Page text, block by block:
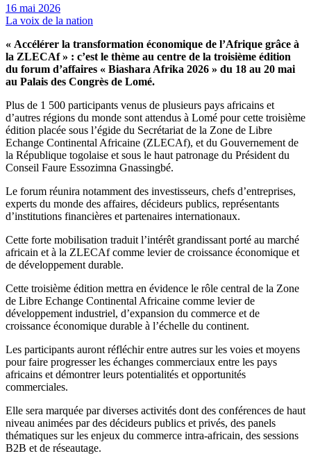
16 mai 2026
La voix de la nation
« Accélérer la transformation économique de l’Afrique grâce à
la ZLECAf » : c’est le thème au centre de la troisième édition
du forum d’affaires « Biashara Afrika 2026 » du 18 au 20 mai
au Palais des Congrès de Lomé.
Plus de 1 500 participants venus de plusieurs pays africains et
d’autres régions du monde sont attendus à Lomé pour cette troisième
édition placée sous l’égide du Secrétariat de la Zone de Libre
Echange Continental Africaine (ZLECAf), et du Gouvernement de
la République togolaise et sous le haut patronage du Président du
Conseil Faure Essozimna Gnassingbé.
Le forum réunira notamment des investisseurs, chefs d’entreprises,
experts du monde des affaires, décideurs publics, représentants
d’institutions financières et partenaires internationaux.
Cette forte mobilisation traduit l’intérêt grandissant porté au marché
africain et à la ZLECAf comme levier de croissance économique et
de développement durable.
Cette troisième édition mettra en évidence le rôle central de la Zone
de Libre Echange Continental Africaine comme levier de
développement industriel, d’expansion du commerce et de
croissance économique durable à l’échelle du continent.
Les participants auront réfléchir entre autres sur les voies et moyens
pour faire progresser les échanges commerciaux entre les pays
africains et démontrer leurs potentialités et opportunités
commerciales.
Elle sera marquée par diverses activités dont des conférences de haut
niveau animées par des décideurs publics et privés, des panels
thématiques sur les enjeux du commerce intra-africain, des sessions
B2B et de réseautage.